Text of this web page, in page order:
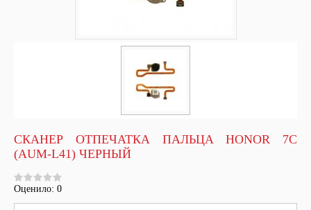
СКАНЕР ОТПЕЧАТКА ПАЛЬЦА HONOR 7C
(AUM-L41) ЧЕРНЫЙ
Оценило: 0